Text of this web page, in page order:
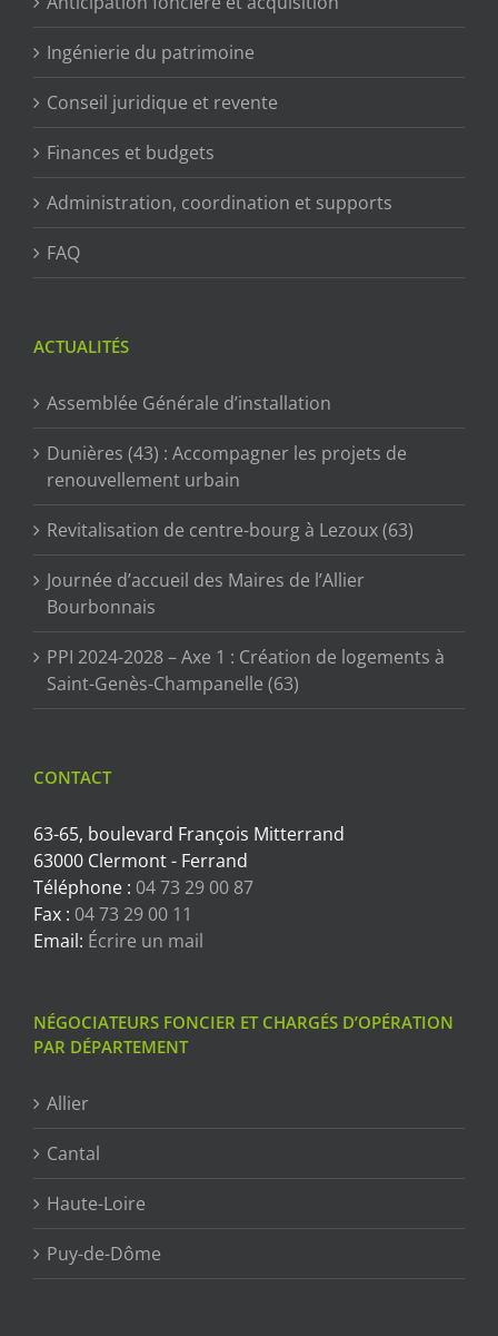
Ingénierie du patrimoine
Conseil juridique et revente
Finances et budgets
Administration, coordination et supports
FAQ
ACTUALITÉS
Assemblée Générale d’installation
Dunières (43) : Accompagner les projets de
renouvellement urbain
Revitalisation de centre-bourg à Lezoux (63)
Journée d’accueil des Maires de l’Allier
Bourbonnais
PPI 2024-2028 – Axe 1 : Création de logements à
Saint-Genès-Champanelle (63)
CONTACT
63-65, boulevard François Mitterrand
63000 Clermont - Ferrand
Téléphone : 04 73 29 00 87
Fax : 04 73 29 00 11
Email: Écrire un mail
NÉGOCIATEURS FONCIER ET CHARGÉS D’OPÉRATION
PAR DÉPARTEMENT
Allier
Cantal
Haute-Loire
Puy-de-Dôme